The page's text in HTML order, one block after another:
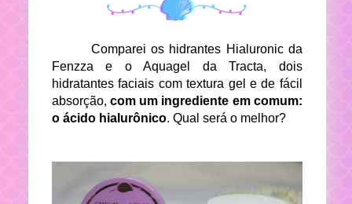
Comparei os hidrantes Hialuronic da
Fenzza e o Aquagel da Tracta, dois
hidratantes faciais com textura gel e de fácil
absorção, com um ingrediente em comum:
o ácido hialurônico. Qual será o melhor?